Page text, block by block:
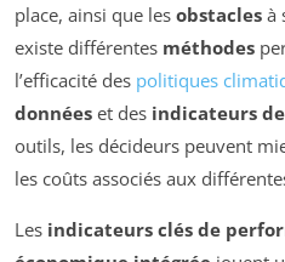
place, ainsi que les obstacles à
existe différentes méthodes
l’efficacité des politiques
données et des indicateurs
outils, les décideurs peuvent
les coûts associés aux
Les indicateurs clés de